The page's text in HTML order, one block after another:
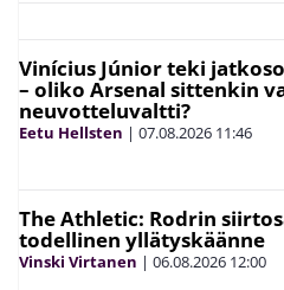
Vinícius Júnior teki
– oliko Arsenal sittenkin
neuvotteluvaltti?
Eetu Hellsten | 07.08.2026 11:46
The Athletic: Rodrin
todellinen yllätyskäänne
Vinski Virtanen | 06.08.2026 12:00